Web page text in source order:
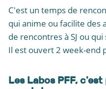
C'est un temps de
qui anime ou facilite des
de rencontres à SJ ou
Il est ouvert 2 week-end
Les Labos PFF,